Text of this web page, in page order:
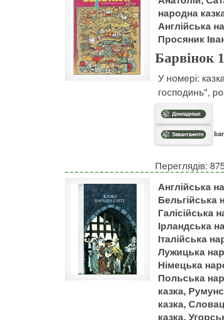
народна
Англійська
Просяник
Барвінок
У номері:
господинь",
Переглядів:
Англійська
Бельгійська
Галісійська
Ірландська
Італійська
Лужицька
Німецька
Польська
казка,
казка,
казка,